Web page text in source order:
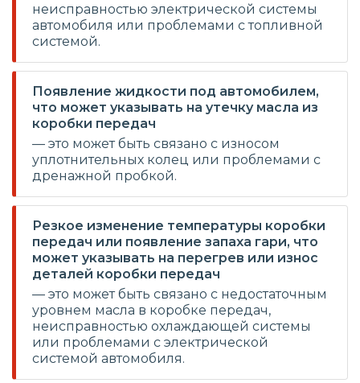
неисправностью электрической системы
автомобиля или проблемами с топливной
системой.
Появление жидкости под автомобилем,
что может указывать на утечку масла из
коробки передач
— это может быть связано с износом
уплотнительных колец или проблемами с
дренажной пробкой.
Резкое изменение температуры коробки
передач или появление запаха гари, что
может указывать на перегрев или износ
деталей коробки передач
— это может быть связано с недостаточным
уровнем масла в коробке передач,
неисправностью охлаждающей системы
или проблемами с электрической
системой автомобиля.